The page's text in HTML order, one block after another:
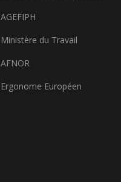
AGEFIPH
Ministère du Travail
AFNOR
Ergonome Européen